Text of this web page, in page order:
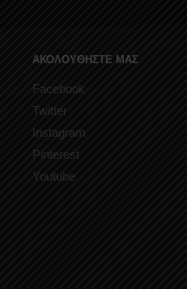
ΑΚΟΛΟΥΘΗΣΤΕ ΜΑΣ
Facebook
Twitter
Instagram
Pinterest
Youtube